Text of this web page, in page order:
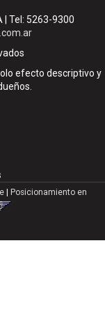
| Tel: 5263-9300
efecto descriptivo y
| Posicionamiento en